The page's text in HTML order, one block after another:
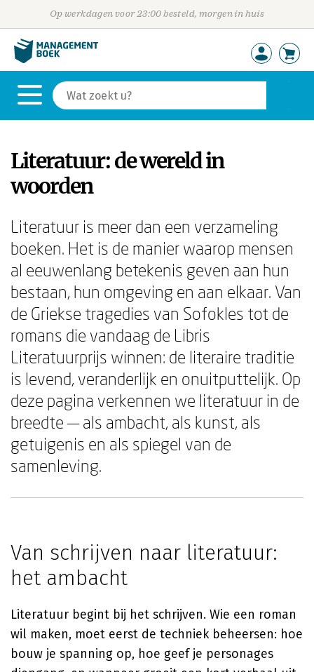
Op werkdagen voor 23:00 besteld, morgen in huis
Literatuur: de wereld in
woorden
Literatuur is meer dan een verzameling
boeken. Het is de manier waarop mensen
al eeuwenlang betekenis geven aan hun
bestaan, hun omgeving en aan elkaar. Van
de Griekse tragedies van Sofokles tot de
romans die vandaag de Libris
Literatuurprijs winnen: de literaire traditie
is levend, veranderlijk en onuitputtelijk. Op
deze pagina verkennen we literatuur in de
breedte — als ambacht, als kunst, als
getuigenis en als spiegel van de
samenleving.
Van schrijven naar literatuur:
het ambacht
Literatuur begint bij het schrijven. Wie een roman
wil maken, moet eerst de techniek beheersen: hoe
bouw je spanning op, hoe geef je personages